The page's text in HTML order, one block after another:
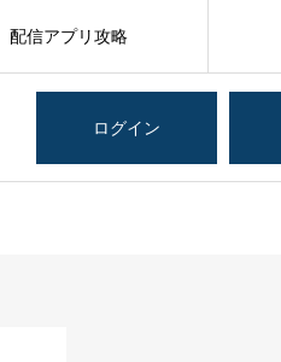
ログイン
配信アプリ攻略